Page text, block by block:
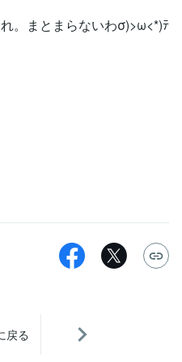
。まとまらないわσ)>ω<*)ﾃ
戻る